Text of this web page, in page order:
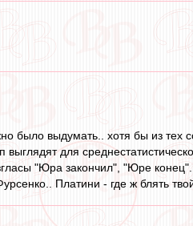
было выдумать.. хотя бы из тех
для
"Юра закончил", "Юре
Платини - где ж блять